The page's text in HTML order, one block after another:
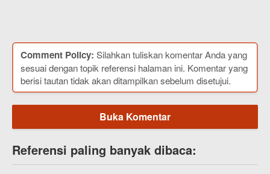
Comment Policy: Silahkan tuliskan komentar Anda yang
sesuai dengan topik referensi halaman ini. Komentar yang
berisi tautan tidak akan ditampilkan sebelum disetujui.
Buka Komentar
Referensi paling banyak dibaca: